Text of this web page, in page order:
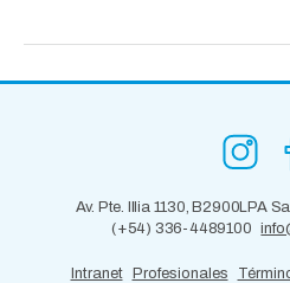
Av. Pte. Illia 1130, B2900LPA
(+54) 336-4489100
Intranet Profesionales